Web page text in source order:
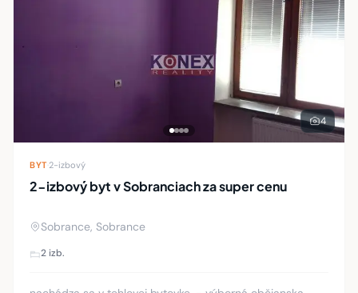
4
BYT· 2-izbový
2-izbový byt v Sobranciach za super cenu
Sobrance, Sobrance
2 izb.